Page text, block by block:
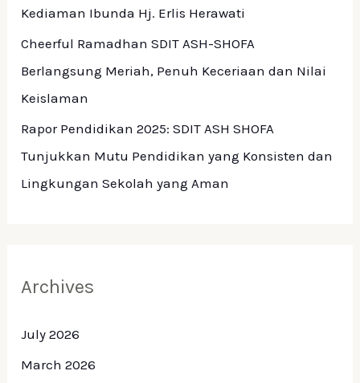
Kediaman Ibunda Hj. Erlis Herawati
Cheerful Ramadhan SDIT ASH-SHOFA
Berlangsung Meriah, Penuh Keceriaan dan Nilai
Keislaman
Rapor Pendidikan 2025: SDIT ASH SHOFA
Tunjukkan Mutu Pendidikan yang Konsisten dan
Lingkungan Sekolah yang Aman
Archives
July 2026
March 2026